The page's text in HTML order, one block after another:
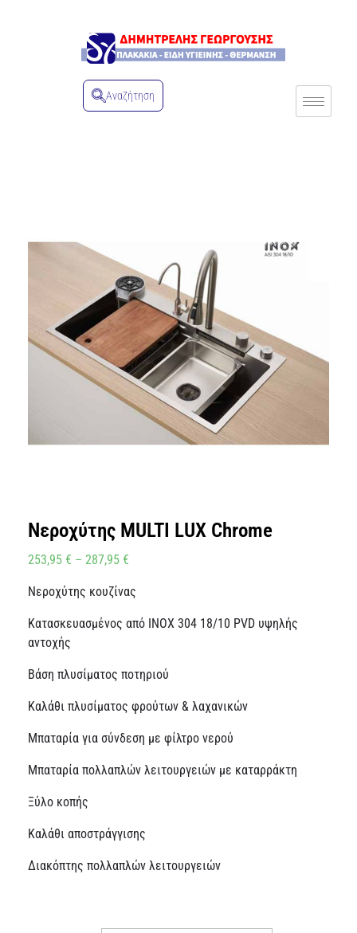
Αναζήτηση
Νεροχύτης MULTI LUX Chrome
253,95 € – 287,95 €
Νεροχύτης κουζίνας
Κατασκευασμένος από INOX 304 18/10 PVD υψηλής
αντοχής
Βάση πλυσίματος ποτηριού
Καλάθι πλυσίματος φρούτων & λαχανικών
Μπαταρία για σύνδεση με φίλτρο νερού
Μπαταρία πολλαπλών λειτουργειών με καταρράκτη
Ξύλο κοπής
Καλάθι αποστράγγισης
Διακόπτης πολλαπλών λειτουργειών